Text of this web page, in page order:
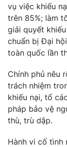
vụ việc khiếu
trên 85%; làm
giải quyết
chuẩn bị Đại
toàn quốc lần
Chính phủ nêu
trách nhiệm
khiếu nại, tố
pháp bảo vệ
thù, trù dập.
Hành vi cố tình